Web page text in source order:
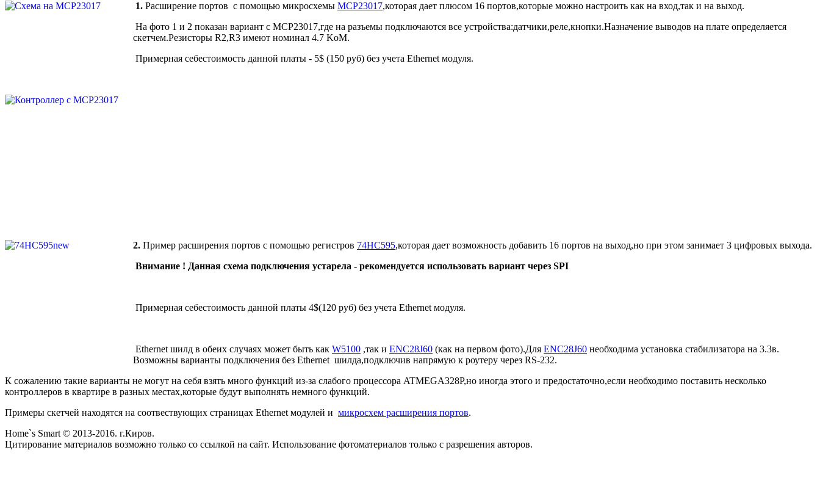
1. Расширение портов с помощью микросхемы MCP23017,которая дает плюсом 16 портов,которые можно настроить как на вход,так и на выход.
На фото 1 и 2 показан вариант с MCP23017,где на разъемы подключаются все устройства:датчики,реле,кнопки.Назначение выводов на плате определяется
скетчем.Резисторы R2,R3 имеют номинал 4.7 KoM.
Примерная себестоимость данной платы - 5$ (150 руб) без учета Ethernet модуля.
2. Пример расширения портов с помощью регистров 74HC595,которая дает возможность добавить 16 портов на выход,но при этом занимает 3 цифровых выхода.
Внимание ! Данная схема подключения устарела - рекомендуется использовать вариант через SPI
Примерная себестоимость данной платы 4$(120 руб) без учета Ethernet модуля.
Ethernet шилд в обеих случаях может быть как W5100 ,так и ENC28J60 (как на первом фото).Для ENC28J60 необходима установка стабилизатора на 3.3в.
Возможны варианты подключения без Ethernet шилда,подключив напрямую к роутеру через RS-232.
К сожалению такие варианты не могут на себя взять много функций из-за слабого процессора ATMEGA328P,но иногда этого и предостаточно,если необходимо поставить несколько
контроллеров в квартире в разных местах,которые будут выполнять немного функций.
Примеры скетчей находятся на соотвествующих страницах Ethernet модулей и микросхем расширения портов.
Home`s Smart © 2013-2016. г.Киров.
Цитирование материалов возможно только со ссылкой на сайт. Использование фотоматериалов только с разрешения авторов.